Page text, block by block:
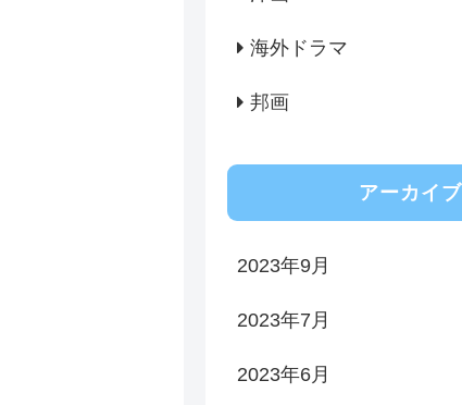
海外ドラマ
邦画
アーカイブ
2023年9月
2023年7月
2023年6月